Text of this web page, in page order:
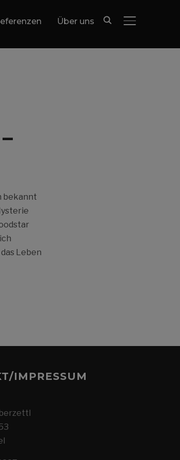
Über uns
bekannt
Leben
IMPRESSUM